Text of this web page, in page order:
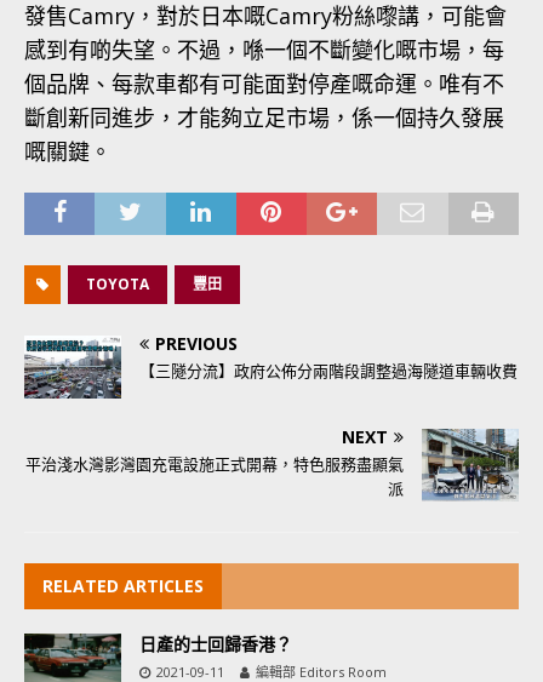
發售Camry，對於日本嘅Camry粉絲嚟講，可能會
感到有啲失望。不過，喺一個不斷變化嘅市場，每
個品牌、每款車都有可能面對停產嘅命運。唯有不
斷創新同進步，才能夠立足市場，係一個持久發展
嘅關鍵。
TOYOTA 豐田
PREVIOUS
【三隧分流】政府公佈分兩階段調整過海隧道車輛收費
NEXT
平治淺水灣影灣園充電設施正式開幕，特色服務盡顯氣
派
RELATED ARTICLES
日產的士回歸香港？
2021-09-11 編輯部 Editors Room